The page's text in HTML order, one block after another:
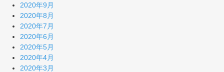
2020年9月
2020年8月
2020年7月
2020年6月
2020年5月
2020年4月
2020年3月